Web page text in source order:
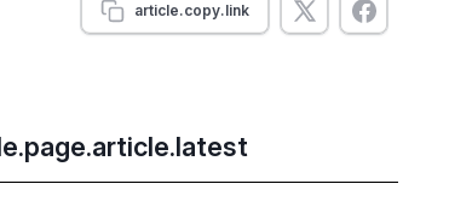
article.copy.link